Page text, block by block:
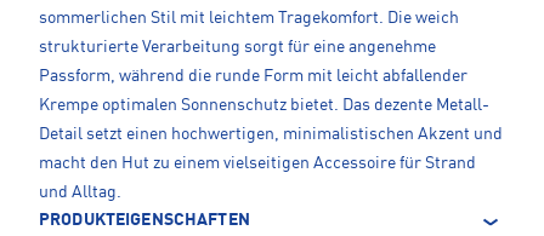
sommerlichen Stil mit leichtem Tragekomfort. Die weich
strukturierte Verarbeitung sorgt für eine angenehme
Passform, während die runde Form mit leicht abfallender
Krempe optimalen Sonnenschutz bietet. Das dezente Metall-
Detail setzt einen hochwertigen, minimalistischen Akzent und
macht den Hut zu einem vielseitigen Accessoire für Strand
und Alltag.
PRODUKTEIGENSCHAFTEN